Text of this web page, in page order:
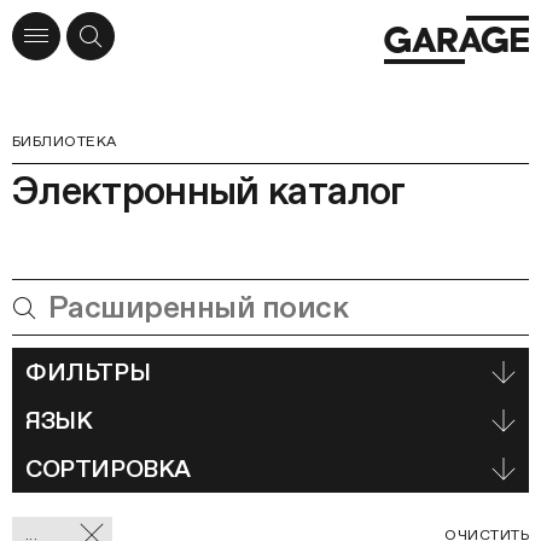
БИБЛИОТЕКА
Электронный каталог
ФИЛЬТРЫ
ЯЗЫК
СОРТИРОВКА
Отмеченные
ОЧИСТИТЬ